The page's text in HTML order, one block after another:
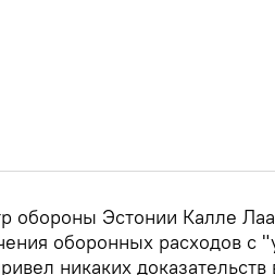
обороны Эстонии Калле
оборонных расходов с
никаких доказательств